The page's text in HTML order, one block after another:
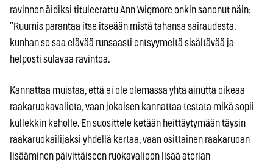
ravinnon äidiksi tituleerattu Ann Wigmore onkin sanonut näin:
”Ruumis parantaa itse itseään mistä tahansa sairaudesta,
kunhan se saa elävää runsaasti entsyymeitä sisältävää ja
helposti sulavaa ravintoa.
Kannattaa muistaa, että ei ole olemassa yhtä ainutta oikeaa
raakaruokavaliota, vaan jokaisen kannattaa testata mikä sopii
kullekkin keholle. En suosittele ketään heittäytymään täysin
raakaruokailijaksi yhdellä kertaa, vaan osittainen raakaruoan
lisääminen päivittäiseen ruokavalioon lisää aterian